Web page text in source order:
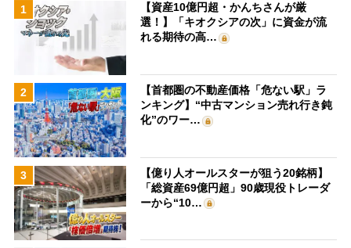
1
【資産10億円超・かんちさんが厳
選！】「キオクシアの次」に資金が流
れる期待の高…
2
【首都圏の不動産価格「危ない駅」ラ
ンキング】“中古マンション売れ行き鈍
化”のワー…
3
【億り人オールスターが狙う20銘柄】
「総資産69億円超」90歳現役トレーダ
ーから“10…